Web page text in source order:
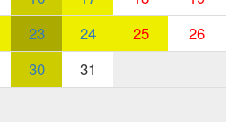
23 24 25
26
30 31